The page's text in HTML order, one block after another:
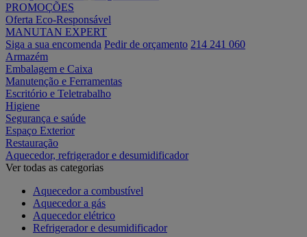
PROMOÇÕES
Oferta Eco-Responsável
MANUTAN EXPERT
Siga a sua encomenda Pedir de orçamento 214 241 060
Armazém
Embalagem e Caixa
Manutenção e Ferramentas
Escritório e Teletrabalho
Higiene
Segurança e saúde
Espaço Exterior
Restauração
Aquecedor, refrigerador e desumidificador
Ver todas as categorias
Aquecedor a combustível
Aquecedor a gás
Aquecedor elétrico
Refrigerador e desumidificador